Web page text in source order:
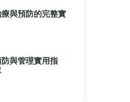
與預防的完整實
與管理實用指